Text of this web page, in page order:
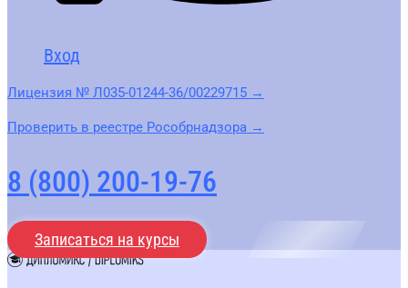
Вход
Лицензия № Л035-01244-36/00229715 →
Проверить в реестре Рособрнадзора →
8 (800) 200-19-76
Записаться на курсы